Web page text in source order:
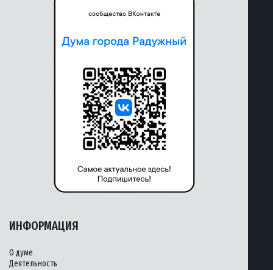
ИНФОРМАЦИЯ
О думе
Деятельность